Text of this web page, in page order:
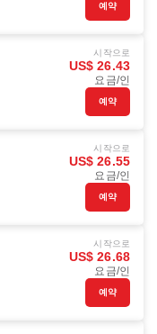
예약
시작으로
US$ 26.43
요금/인
예약
시작으로
US$ 26.55
요금/인
예약
시작으로
US$ 26.68
요금/인
예약